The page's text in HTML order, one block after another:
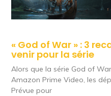
« God of War » : 3
venir pour la série
Alors que la série God of
Amazon Prime Video, les
Prévue pour